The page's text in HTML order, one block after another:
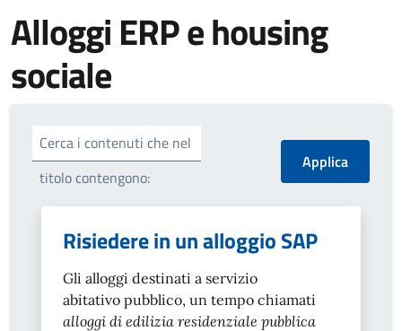
Alloggi ERP e housing
sociale
Cerca i contenuti che nel
titolo contengono:
Risiedere in un alloggio SAP
Gli alloggi destinati a servizio
abitativo pubblico, un tempo chiamati
alloggi di edilizia residenziale pubblica